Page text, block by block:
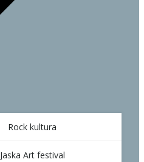
Rock kultura
Jaska Art festival